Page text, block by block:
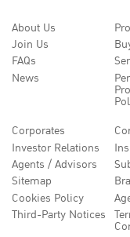
About Us
Join Us
FAQs
News
Corporates
Investor Relations
Agents / Advisors
Sitemap
Cookies Policy
Third-Party Notices